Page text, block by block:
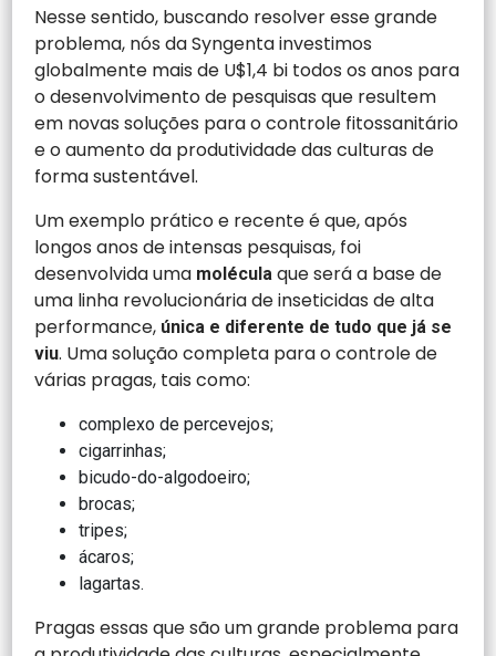
Nesse sentido, buscando resolver esse grande
problema, nós da Syngenta investimos
globalmente mais de U$1,4 bi todos os anos para
o desenvolvimento de pesquisas que resultem
em novas soluções para o controle fitossanitário
e o aumento da produtividade das culturas de
forma sustentável.
Um exemplo prático e recente é que, após
longos anos de intensas pesquisas, foi
desenvolvida uma moléculaque será a base de
uma linha revolucionária de inseticidas de alta
performance, única e diferente de tudo que já se
viu. Uma solução completa para o controle de
várias pragas, tais como:
complexo de percevejos;
cigarrinhas;
bicudo-do-algodoeiro;
brocas;
tripes;
ácaros;
lagartas.
Pragas essas que são um grande problema para